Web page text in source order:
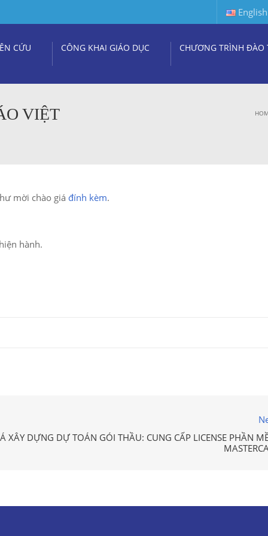
English
CỨU CÔNG KHAI GIÁO DỤC CHƯƠNG TRÌNH ĐÀO
VIỆT
mời chào giá đính kèm.
hành.
XÂY DỰNG DỰ TOÁN GÓI THẦU: CUNG CẤP LICENSE PHẦN